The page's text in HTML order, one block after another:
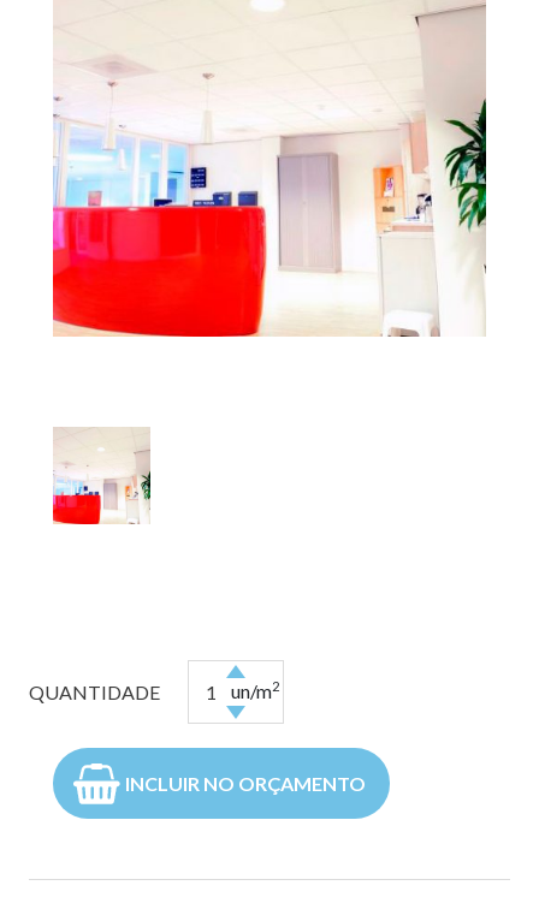
FORRO EM ISOPOR (EPS) 40MM
PERLA OP
GEORGIAN LAY-IN E TEGULAR
FINE FISSURED
ENCORE
DUNE
FORRO LÃ DE VIDRO BOREAL BRANCO
FORRO LÃ DE PET NEGRO
FORRO LÃ DE PET BRANCO
FORRO PVC MODULAR
FORRO METÁLICO FURO REDONDO
FORRO METÁLICO FURO QUADRADO
FORRO DE GESSO
FORROS EM GESSO COM PELÍCULA
LÂMPADAS
ILUMINAÇÃO PÉ DIREITO ELEVADO
ILUMINAÇÃO EXTERNA
ILUMINAÇÃO DECORATIVA
ACESSÓRIOS
ISOLAMENTO TÉRMICO E ACÚSTICO
LÃS E MANTAS
BLOG
CONTATO
QUANTIDADE un/m2
INCLUIR NO ORÇAMENTO